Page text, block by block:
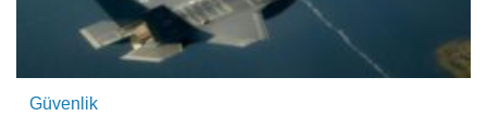
Güvenlik